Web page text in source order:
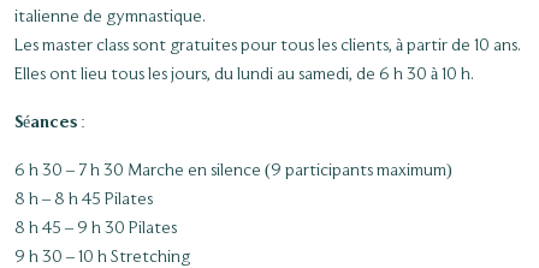
italienne de gymnastique.
Les master class sont gratuites pour tous les clients, à partir de 10 ans.
Elles ont lieu tous les jours, du lundi au samedi, de 6 h 30 à 10 h.
Séances :
6 h 30 – 7 h 30 Marche en silence (9 participants maximum)
8 h – 8 h 45 Pilates
8 h 45 – 9 h 30 Pilates
9 h 30 – 10 h Stretching